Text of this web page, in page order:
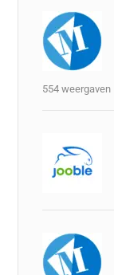
554 weergaven